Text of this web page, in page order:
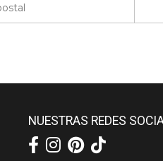
NUESTRAS REDES